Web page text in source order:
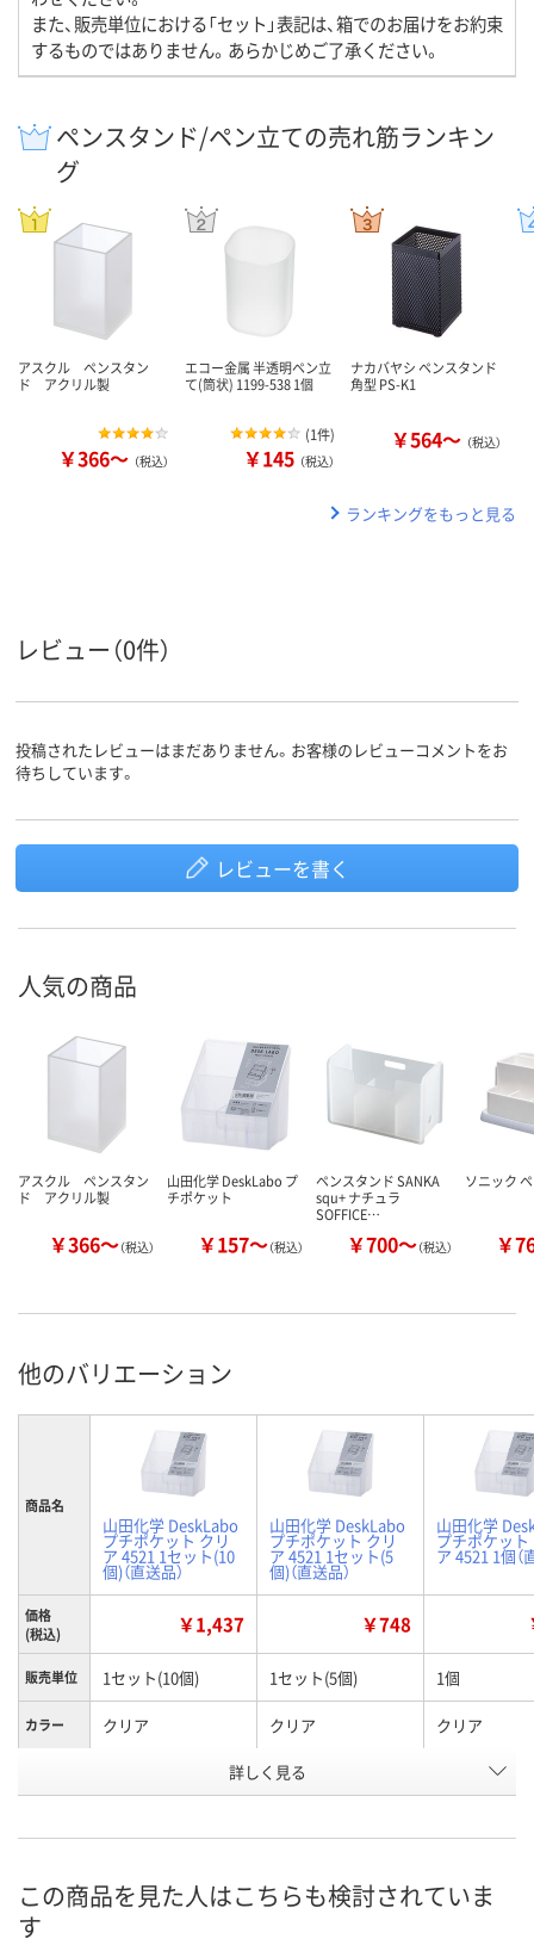
また、販売単位における「セット」表記は、箱でのお届けをお約束
するものではありません。あらかじめご了承ください。
ペンスタンド/ペン立ての売れ筋ランキン
グ
アスクル ペンスタン
ド アクリル製
￥366～ （税込）
エコー金属 半透明ペン立
て(筒状) 1199-538 1個
(1件)
￥145 （税込）
ナカバヤシ ペンスタンド
角型 PS-K1
￥564～ （税込）
ランキングをもっと見る
レビュー（0件）
投稿されたレビューはまだありません。お客様のレビューコメントをお
待ちしています。
レビューを書く
人気の商品
アスクル ペンスタン
ド アクリル製
￥366～（税込）
山田化学 DeskLabo プ
チポケット
￥157～（税込）
ペンスタンド SANKA
squ+ ナチュラ
SOFFICE…
￥700～（税込）
ソニック
￥
他のバリエーション
商品名
山田化学 DeskLabo
プチポケット クリ
ア 4521 1セット(10
個)（直送品）
山田化学 DeskLabo
プチポケット クリ
ア 4521 1セット(5
個)（直送品）
山田化学
プチポケット
ア 4521 1個（
価格
(税込)
￥1,437 ￥748
販売単位 1セット(10個) 1セット(5個) 1個
カラー クリア クリア クリア
RX77298 RK39302
詳しく見る
この商品を見た人はこちらも検討されていま
す